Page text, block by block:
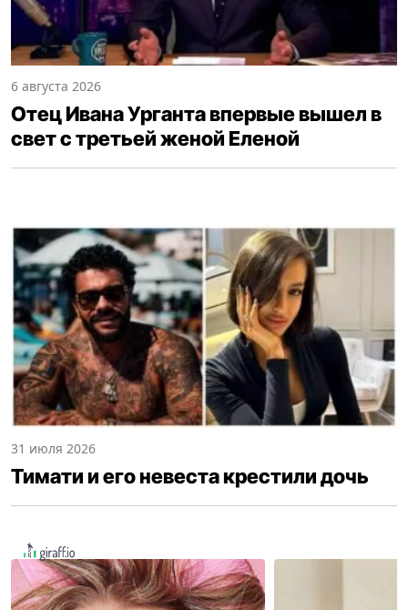
6 августа 2026
Отец Ивана Урганта впервые вышел в
свет с третьей женой Еленой
31 июля 2026
Тимати и его невеста крестили дочь